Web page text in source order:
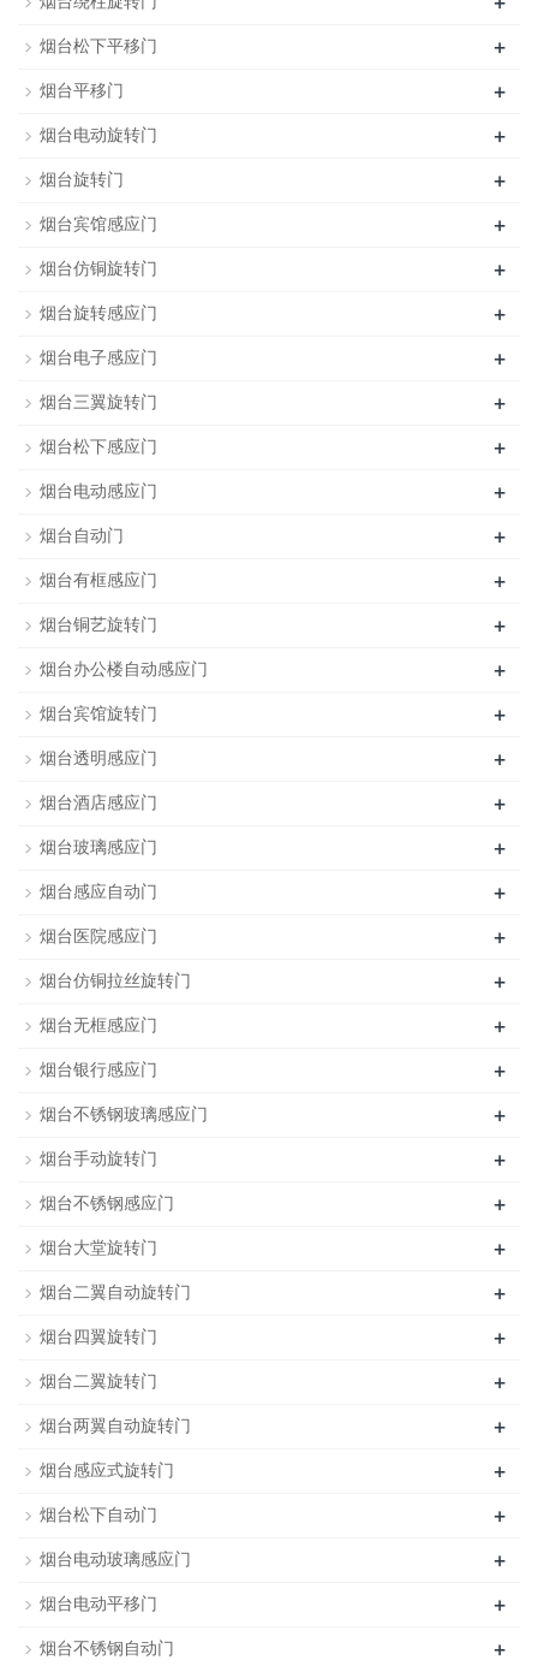
烟台松下平移门 +
烟台平移门 +
烟台电动旋转门 +
烟台旋转门 +
烟台宾馆感应门 +
烟台仿铜旋转门 +
烟台旋转感应门 +
烟台电子感应门 +
烟台三翼旋转门 +
烟台松下感应门 +
烟台电动感应门 +
烟台自动门 +
烟台有框感应门 +
烟台铜艺旋转门 +
烟台办公楼自动感应门 +
烟台宾馆旋转门 +
烟台透明感应门 +
烟台酒店感应门 +
烟台玻璃感应门 +
烟台感应自动门 +
烟台医院感应门 +
烟台仿铜拉丝旋转门 +
烟台无框感应门 +
烟台银行感应门 +
烟台不锈钢玻璃感应门 +
烟台手动旋转门 +
烟台不锈钢感应门 +
烟台大堂旋转门 +
烟台二翼自动旋转门 +
烟台四翼旋转门 +
烟台二翼旋转门 +
烟台两翼自动旋转门 +
烟台感应式旋转门 +
烟台松下自动门 +
烟台电动玻璃感应门 +
烟台电动平移门 +
烟台不锈钢自动门 +